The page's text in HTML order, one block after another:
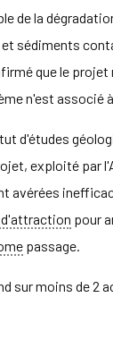
de la
sédiments
que le
n'est associé
d'études
exploité par
avérées
pour
passage.
sur moins de 2